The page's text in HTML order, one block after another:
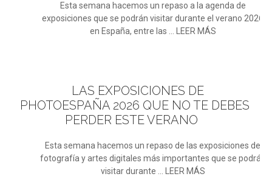
Esta semana hacemos un repaso a la agenda de
exposiciones que se podrán visitar durante el verano 2026
en España, entre las ... LEER MÁS
LAS EXPOSICIONES DE
PHOTOESPAÑA 2026 QUE NO TE DEBES
PERDER ESTE VERANO
Esta semana hacemos un repaso de las exposiciones de
fotografía y artes digitales más importantes que se podrán
visitar durante ... LEER MÁS